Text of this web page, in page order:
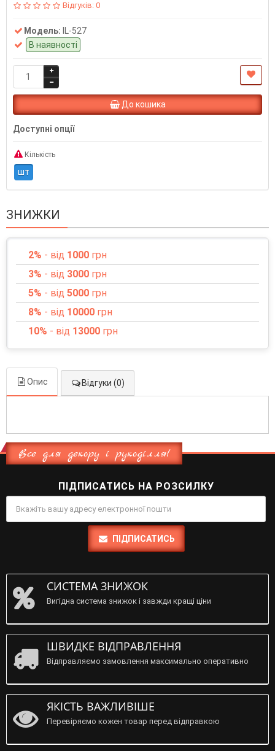
Відгуків: 0
Модель: IL-527
В наявності
До кошика
Доступні опції
Кількість
шт
ЗНИЖКИ
2% - від 1000 грн
3% - від 3000 грн
5% - від 5000 грн
8% - від 10000 грн
10% - від 13000 грн
Опис Відгуки (0)
Все для декору і рукоділля!
ПІДПИСАТИСЬ НА РОЗСИЛКУ
ПІДПИСАТИСЬ
СИСТЕМА ЗНИЖОК
Вигідна система знижок і завжди кращі ціни
ШВИДКЕ ВІДПРАВЛЕННЯ
Відправляємо замовлення максимально оперативно
ЯКІСТЬ ВАЖЛИВІШЕ
Перевіряємо кожен товар перед відправкою